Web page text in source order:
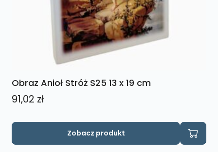
Obraz Anioł Stróż S25 13 x 19 cm
91,02 zł
Zobacz produkt